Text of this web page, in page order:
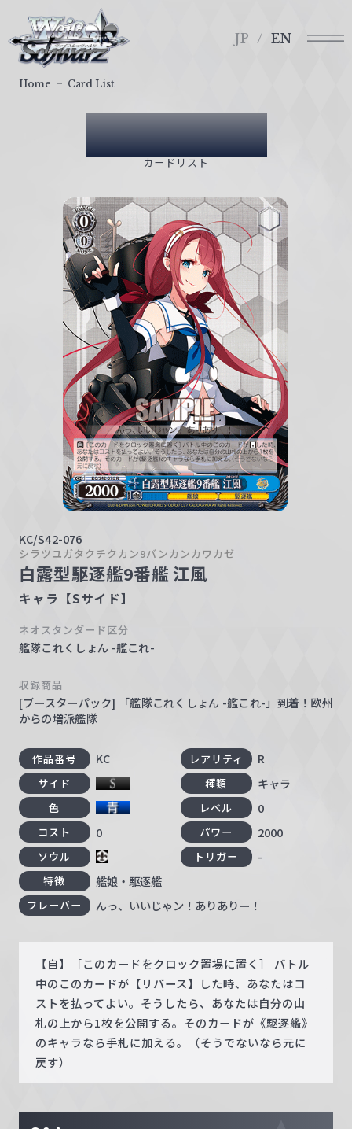
ァ
イ
JP EN
Card List
カードリスト
Home Card List
KC/S42-076
シラツユガタクチクカン9バンカンカワカゼ
白露型駆逐艦9番艦 江風
キャラ【Sサイド】
ネオスタンダード区分
艦隊これくしょん -艦これ-
収録商品
[ブースターパック] 「艦隊これくしょん -艦これ-」到着！欧州
からの増派艦隊
作品番号 KC レアリティ R
サイド 種類 キャラ
色 レベル 0
コスト 0 パワー 2000
ソウル トリガー -
特徴 艦娘・駆逐艦
フレーバー んっ、いいじゃン！ありありー！
【自】［このカードをクロック置場に置く］ バトル
中のこのカードが【リバース】した時、あなたはコ
ストを払ってよい。そうしたら、あなたは自分の山
札の上から1枚を公開する。そのカードが《駆逐艦》
のキャラなら手札に加える。（そうでないなら元に
戻す）